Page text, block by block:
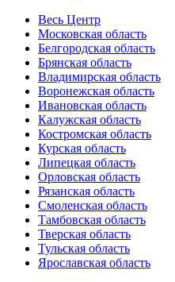
Весь Центр
Московская область
Белгородская область
Брянская область
Владимирская область
Воронежская область
Ивановская область
Калужская область
Костромская область
Курская область
Липецкая область
Орловская область
Рязанская область
Смоленская область
Тамбовская область
Тверская область
Тульская область
Ярославская область